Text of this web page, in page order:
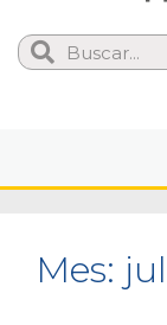
Search
Mes: